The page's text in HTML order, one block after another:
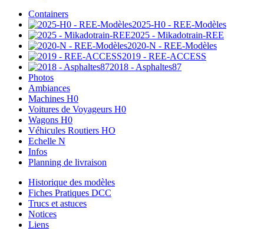
Containers
2025-H0 - REE-Modèles
2025 - Mikadotrain-REE
2020-N - REE-Modèles
2019 - REE-ACCESS
2018 - Asphaltes87
Photos
Ambiances
Machines H0
Voitures de Voyageurs H0
Wagons H0
Véhicules Routiers HO
Echelle N
Infos
Planning de livraison
Historique des modèles
Fiches Pratiques DCC
Trucs et astuces
Notices
Liens